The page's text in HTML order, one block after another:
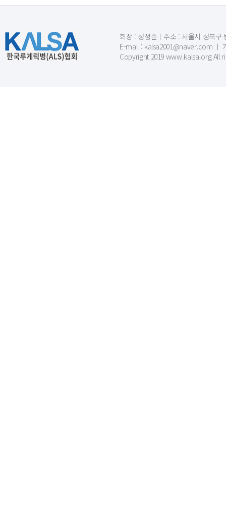
회장 : 성정준ㅣ주소 : 서울시 성북구
E-mail : kalsa2001@naver.com ㅣ
Copyright 2019 www.kalsa.org All